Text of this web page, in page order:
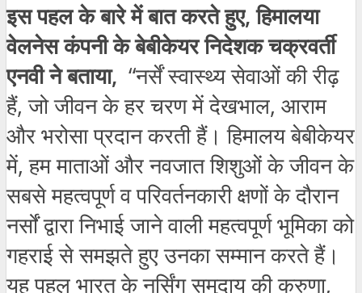
इस पहल के बारे में बात करते हुए, हिमालया
वेलनेस कंपनी के बेबीकेयर निदेशक चक्रवर्ती
एनवी ने बताया, “नर्सें स्वास्थ्य सेवाओं की रीढ़
हैं, जो जीवन के हर चरण में देखभाल, आराम
और भरोसा प्रदान करती हैं। हिमालय बेबीकेयर
में, हम माताओं और नवजात शिशुओं के जीवन के
सबसे महत्वपूर्ण व परिवर्तनकारी क्षणों के दौरान
नर्सों द्वारा निभाई जाने वाली महत्वपूर्ण भूमिका को
गहराई से समझते हुए उनका सम्मान करते हैं।
यह पहल भारत के नर्सिंग समुदाय की करुणा,